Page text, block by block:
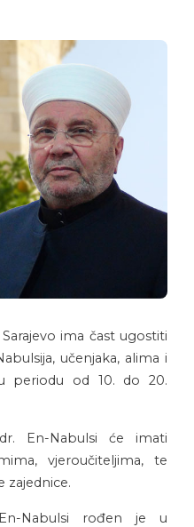
ima čast ugostiti
učenjaka, alima i
periodu od 10. do 20.
En-Nabulsi će imati
vjeroučiteljima, te
zajednice.
Nabulsi rođen je u